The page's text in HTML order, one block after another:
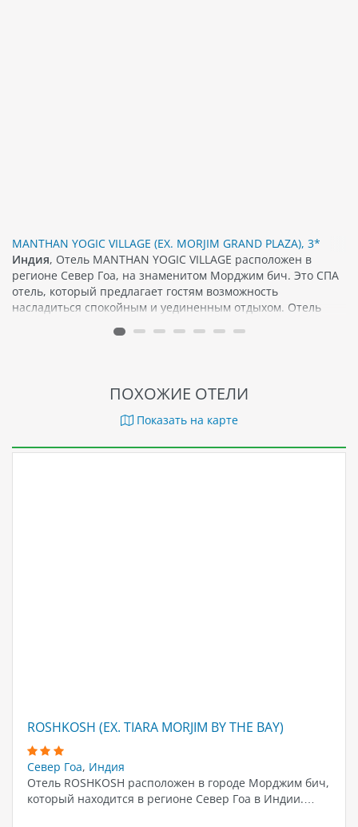
MANTHAN YOGIC VILLAGE (EX. MORJIM GRAND PLAZA), 3*
Индия, Отель MANTHAN YOGIC VILLAGE расположен в
регионе Север Гоа, на знаменитом Морджим бич. Это СПА
отель, который предлагает гостям возможность
насладиться спокойным и уединенным отдыхом. Отель
ПОХОЖИЕ ОТЕЛИ
Показать на карте
ROSHKOSH (EX. TIARA MORJIM BY THE BAY)
Север Гоа, Индия
Отель ROSHKOSH расположен в городе Морджим бич,
который находится в регионе Север Гоа в Индии.…